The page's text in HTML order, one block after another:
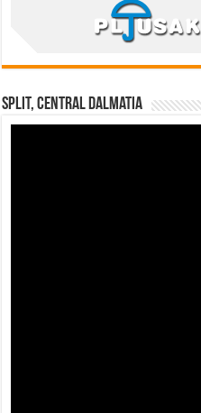
Split, Central Dalmatia